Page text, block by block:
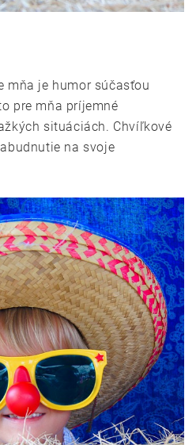
mňa je humor súčasťou
pre mňa príjemné
situáciách. Chvíľkové
na svoje